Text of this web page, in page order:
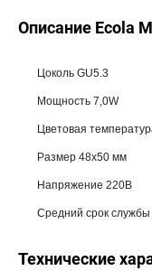
Описание Ecola
Цоколь GU5.3
Мощность 7,0W
Цветовая
Размер 48x50 мм
Напряжение 220В
Средний срок службы
Технические